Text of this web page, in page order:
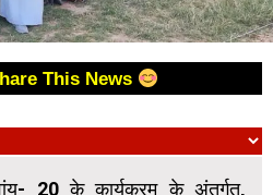
This News
20 के कार्यक्रम के अंतर्गत,